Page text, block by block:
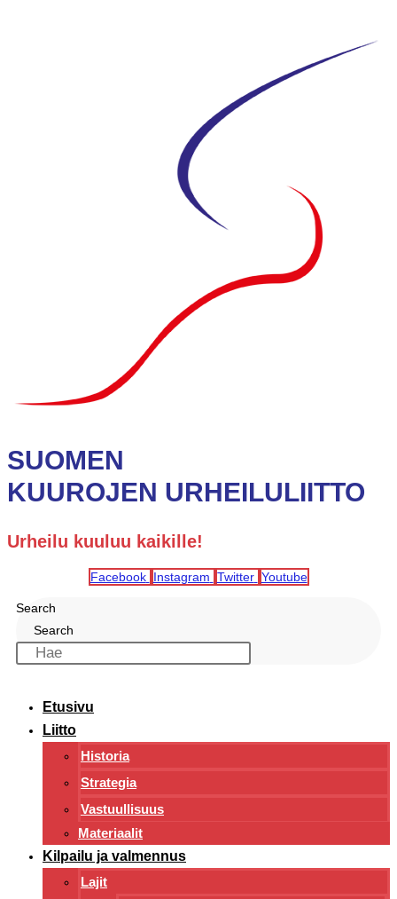
SUOMEN
KUUROJEN URHEILULIITTO
Urheilu kuuluu kaikille!
Facebook Instagram Twitter Youtube
Search
Search
Etusivu
Liitto
Historia
Strategia
Vastuullisuus
Materiaalit
Kilpailu ja valmennus
Lajit